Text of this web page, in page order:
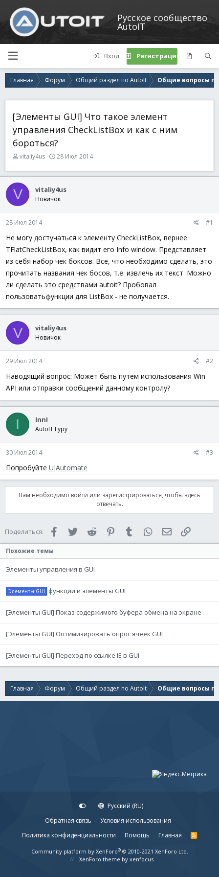
Русское сообщество
AutoIT
Вход Регистрация
Главная Форум Общий раздел по AutoIt Общие вопросы
[Элементы GUI] Что такое элемент
управления CheckListBox и как с ним
бороться?
А
т
о
р
т
е
ы
vitaliy4us
Д
т
н
а
а
28 Июл 2014
V vitaliy4us
Новичок
28 Июл 2014 #1
Не могу достучаться к элементу CheckListBox, вернее
TFlatCheckListBox, как видит его Info window. Представляет
из себя набор чек боксов. Все, что необходимо сделать, это
прочитать названия чек босов, т.е. извлечь их текст. Можно
ли сделать это средствами autoit? Пробовал
пользоватьфункции для ListBox - не получается.
V vitaliy4us
Новичок
29 Июл 2014 #2
Наводящий вопрос: Может быть путем использования Win
API или отправки сообщений данному контролу?
I InnI
AutoIT Гуру
30 Июл 2014 #3
Попробуйте UIAutomate
Вам необходимо войти или зарегистрироваться, чтобы здесь
отвечать.
Поделиться: FacebookTwitter Reddit PinterestTumblr WhatsAppЭлектронная
Похожие темы
Элементы управления в GUI
Элементы GUI функции и элементы GUI
[Элементы GUI] Показ содержимого буфера обмена на экране
[Элементы GUI] Оптимизировать опрос ячеек GUI
[Элементы GUI] Переход по ссылке IE в GUI
Главная Форум Общий раздел по AutoIt Общие вопросы
Русский (RU)
Обратная связь
Условия использования
Политика конфиденциальности
Помощь Главная
R
S
Community platform by XenForo® © 2010-2021 XenForo Ltd.
XenForo theme by xenfocus